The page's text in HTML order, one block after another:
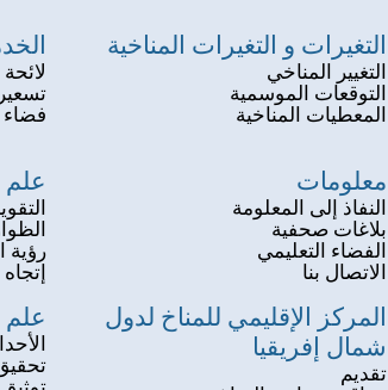
التغيرات و التغيرات المناخية
التغيير المناخي
التوقعات الموسمية
المعطيات المناخية
فضاء
معلومات
النفاذ إلى المعلومة
بلاغات صحفية
الفضاء التعليمي
الاتصال بنا
علم
رؤية
المركز الإقليمي للمناخ لدول
شمال إفريقيا
تقديم
علم